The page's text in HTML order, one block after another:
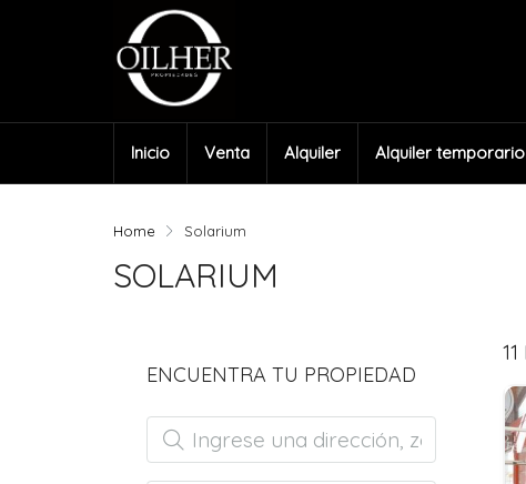
Inicio Venta Alquiler Alquiler temporario
Home Solarium
SOLARIUM
ENCUENTRA TU PROPIEDAD